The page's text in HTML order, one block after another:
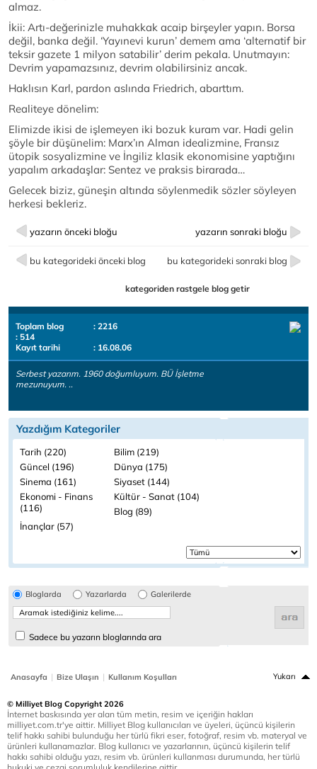
almaz.
İkii: Artı-değerinizle muhakkak acaip birşeyler yapın. Borsa
değil, banka değil. ‘Yayınevi kurun’ demem ama ‘alternatif bir
teksir gazete 1 milyon satabilir’ derim pekala. Unutmayın:
Devrim yapamazsınız, devrim olabilirsiniz ancak.
Haklısın Karl, pardon aslında Friedrich, abarttım.
Realiteye dönelim:
Elimizde ikisi de işlemeyen iki bozuk kuram var. Hadi gelin
şöyle bir düşünelim: Marx’ın Alman idealizmine, Fransız
ütopik sosyalizmine ve İngiliz klasik ekonomisine yaptığını
yapalım arkadaşlar: Sentez ve praksis birarada…
Gelecek biziz, güneşin altında söylenmedik sözler söyleyen
herkesi bekleriz.
yazarın önceki bloğu yazarın sonraki bloğu
bu kategorideki önceki blog bu kategorideki sonraki blog
kategoriden rastgele blog getir
Toplam blog
: 2216
: 514
Kayıt tarihi
: 16.08.06
Serbest yazarım. 1960 doğumluyum. BÜ İşletme
mezunuyum. ..
Yazdığım Kategoriler
Tarih (220)
Bilim (219)
Güncel (196)
Dünya (175)
Sinema (161)
Siyaset (144)
Ekonomi - Finans
(116)
Kültür - Sanat (104)
Blog (89)
İnançlar (57)
Bloglarda Yazarlarda Galerilerde
Sadece bu yazarın bloglarında ara
Anasayfa | Bize Ulaşın | Kullanım Koşulları Yukarı
© Milliyet Blog Copyright 2026
İnternet baskısında yer alan tüm metin, resim ve içeriğin hakları
milliyet.com.tr'ye aittir. Milliyet Blog kullanıcıları ve üyeleri, üçüncü kişilerin
telif hakkı sahibi bulunduğu her türlü fikri eser, fotoğraf, resim vb. materyal ve
ürünleri kullanamazlar. Blog kullanıcı ve yazarlarının, üçüncü kişilerin telif
hakkı sahibi olduğu yazı, resim vb. ürünleri kullanması durumunda, her türlü